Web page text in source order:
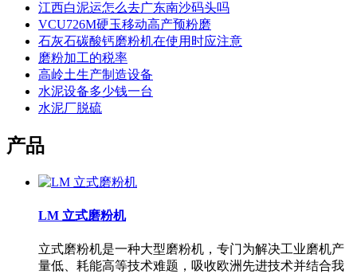
江西白泥运怎么去广东南沙码头吗
VCU726M硬玉移动高产预粉磨
石灰石碳酸钙磨粉机在使用时应注意
磨粉加工的税率
高岭土生产制造设备
水泥设备多少钱一台
水泥厂脱硫
产品
LM 立式磨粉机
立式磨粉机是一种大型磨粉机，专门为解决工业磨机产
量低、耗能高等技术难题，吸收欧洲先进技术并结合我